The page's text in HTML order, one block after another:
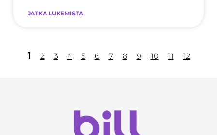
JATKA LUKEMISTA
1 2 3 4 5 6 7 8 9 10 11 12